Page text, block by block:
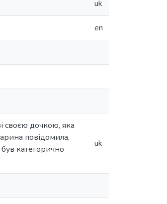
uk
en
своєю дочкою, яка
повідомила,
категорично
uk